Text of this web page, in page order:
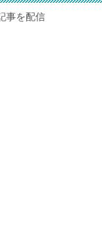
事を配信